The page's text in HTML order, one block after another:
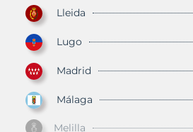
Lleida
Lugo
Madrid
Málaga
Melilla